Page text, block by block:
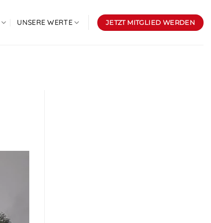
UNSERE WERTE JETZT MITGLIED WERDEN